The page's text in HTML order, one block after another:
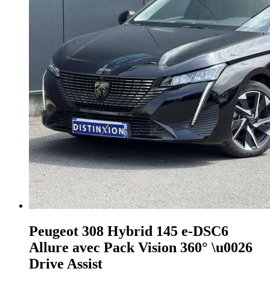
Peugeot 308 Hybrid 145 e-DSC6
Allure avec Pack Vision 360° \u0026
Drive Assist